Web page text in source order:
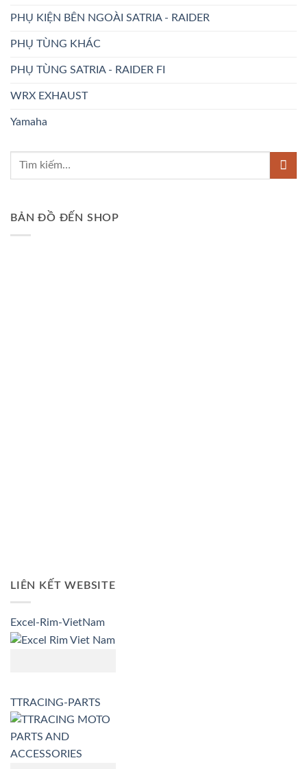
PHỤ KIỆN BÊN NGOÀI SATRIA - RAIDER
PHỤ TÙNG KHÁC
PHỤ TÙNG SATRIA - RAIDER FI
WRX EXHAUST
Yamaha
BẢN ĐỒ ĐẾN SHOP
LIÊN KẾT WEBSITE
Excel-Rim-VietNam
TTRACING-PARTS